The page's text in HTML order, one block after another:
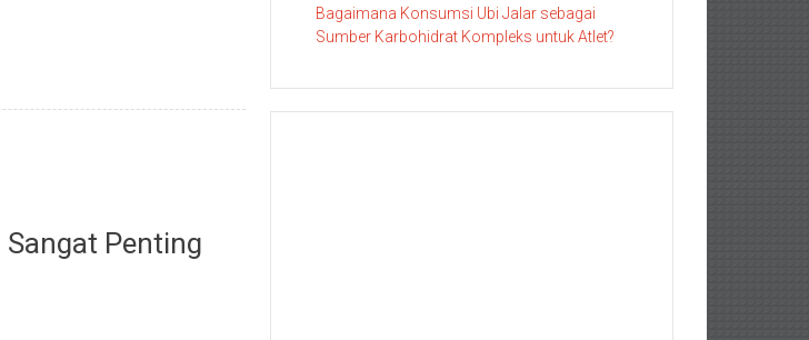
Penting
Bagaimana Konsumsi Ubi Jalar sebagai
Sumber Karbohidrat Kompleks untuk Atlet?